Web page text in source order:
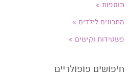
תוספות
מתכונים לילדים
פשטידות וקישים
חיפושים פופולריים